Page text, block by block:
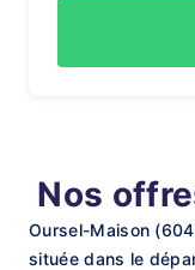
Nos
Oursel-Maison
située dans le